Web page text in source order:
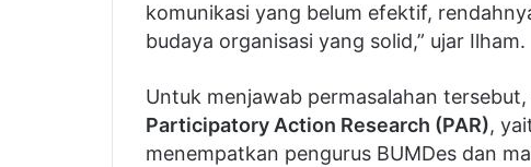
komunikasi yang belum efektif,
budaya organisasi yang solid,” ujar Ilham.
Untuk menjawab permasalahan
Participatory Action Research (PAR),
menempatkan pengurus BUMDes dan